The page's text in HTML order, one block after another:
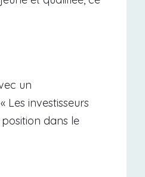
un
investisseurs
dans le